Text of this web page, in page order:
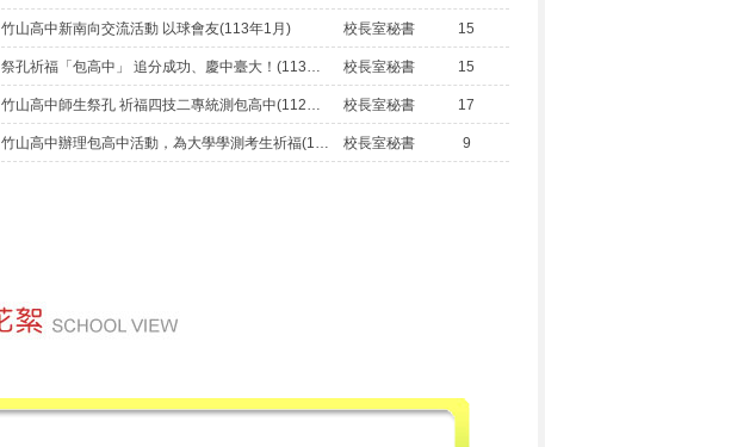
竹山高中新南向交流活動 以球會友(113年1月) 校長室秘書 15
祭孔祈福「包高中」 追分成功、慶中臺大！(113學年度綜合高中、體育及美術班) 校長室秘書 15
竹山高中師生祭孔 祈福四技二專統測包高中(112學年度-職科) 校長室秘書 17
竹山高中辦理包高中活動，為大學學測考生祈福(112學年度-綜合高中、體育及美術) 校長室秘書 9